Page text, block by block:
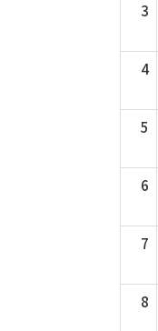
3
4
5
6
7
8